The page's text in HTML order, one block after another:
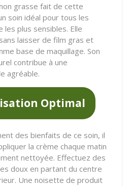
grasse fait de cette
soin idéal pour tous les
plus sensibles. Elle
laisser de film gras et
base de maquillage. Son
contribue à une
agréable.
Optimal
des bienfaits de ce soin, il
la crème chaque matin
nettoyée. Effectuez des
doux en partant du centre
Une noisette de produit